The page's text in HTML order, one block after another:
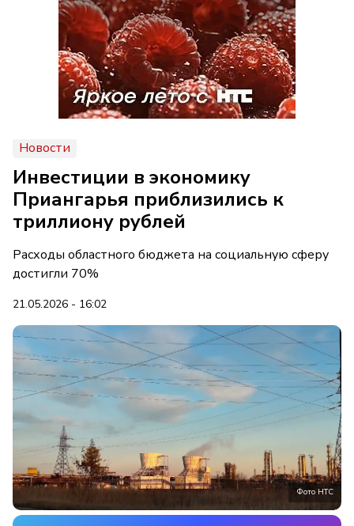
Новости
Инвестиции в экономику
Приангарья приблизились к
триллиону рублей
Расходы областного бюджета на социальную сферу
достигли 70%
21.05.2026 - 16:02
Фото НТС